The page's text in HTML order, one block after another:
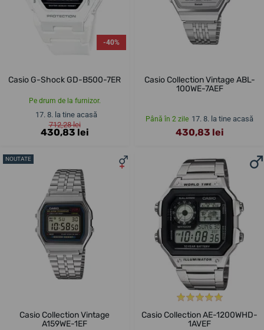
-40%
Casio G-Shock GD-B500-7ER
Pe drum de la furnizor.
17. 8. la tine acasă
712,28 lei
430,83 lei
Casio Collection Vintage ABL-
100WE-7AEF
Până în 2 zile 17. 8. la tine acasă
430,83 lei
NOUTATE
Casio Collection Vintage
A159WE-1EF
Casio Collection AE-1200WHD-
1AVEF